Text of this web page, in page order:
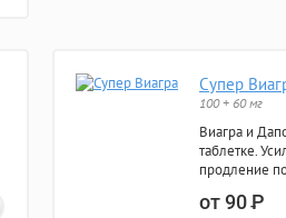
Супер
100 + 60 мг
Виагра и
таблетке.
продление
от 90Р